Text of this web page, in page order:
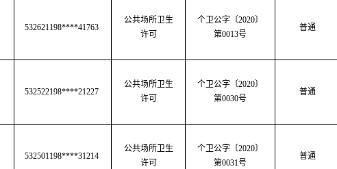
532621198****41763
公共场所卫生
许可
个卫公字 〔2020〕
第0013号
普通
532522198****21227
公共场所卫生
许可
个卫公字 〔2020〕
第0030号
普通
532501198****31214
公共场所卫生
许可
个卫公字 〔2020〕
第0031号
普通